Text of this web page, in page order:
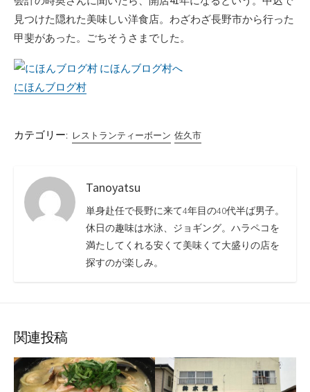
見つけた隠れた美味しい洋食店。わざわざ長野市から行った
甲斐があった。ごちそうさまでした。
にほんブログ村
カテゴリー: レストランティーボーン 佐久市
Tanoyatsu
単身赴任で長野に来て4年目の40代半ば男子。
休日の趣味は水泳、ジョギング。ハラペコを
満たしてくれる安くて美味くて大盛りの店を
探すのが楽しみ。
関連投稿